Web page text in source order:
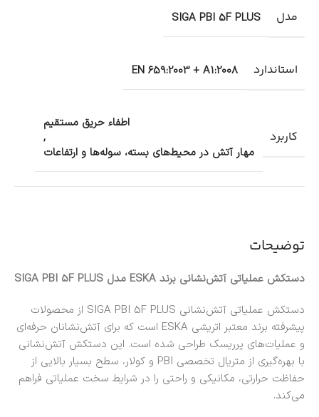
توضیحات
دستکش عملیاتی آتش‌نشانی برند ESKA مدل SIGA PBI 5F PLUS
دستکش عملیاتی آتش‌نشانی SIGA PBI 5F PLUS از محصولات
پیشرفته برند معتبر اتریشی ESKA است که برای آتش‌نشانان حرفه‌ای
و عملیات‌های پرریسک طراحی شده است. این دستکش آتش‌نشانی
با بهره‌گیری از متریال تخصصی PBI و کولار، سطح بسیار بالایی از
حفاظت حرارتی، مکانیکی و راحتی را در شرایط سخت عملیاتی فراهم
می‌کند.
مدل SIGA PBI 5F PLUS
استاندارد EN 659:2003 + A1:2008
کاربرد
اطفاء حریق مستقیم
,
مهار آتش در محیط‌های بسته، سوله‌ها و ارتفاعات